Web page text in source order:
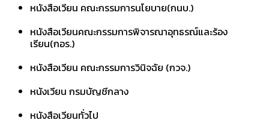
หนังสือเวียน คณะกรรมการนโยบาย(กนบ.)
หนังสือเวียนคณะกรรมการพิจารณาอุทธรณ์และร้อง
เรียน(กอร.)
หนังสือเวียน คณะกรรมการวินิจฉัย (กวจ.)
หนังเวียน กรมบัญชีกลาง
หนังสือเวียนทั่วไป